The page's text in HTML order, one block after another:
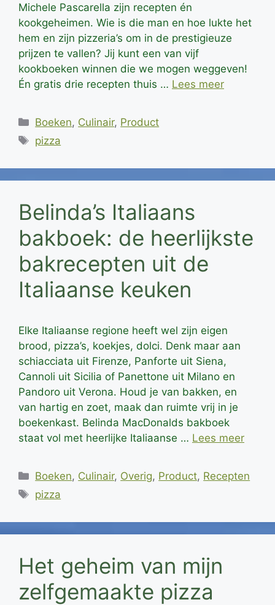
Michele Pascarella zijn recepten én
kookgeheimen. Wie is die man en hoe lukte het
hem en zijn pizzeria’s om in de prestigieuze
prijzen te vallen? Jij kunt een van vijf
kookboeken winnen die we mogen weggeven!
Én gratis drie recepten thuis … Lees meer
Categorieën
Boeken, Culinair, Product
Tags
pizza
Belinda’s Italiaans
bakboek: de heerlijkste
bakrecepten uit de
Italiaanse keuken
Elke Italiaanse regione heeft wel zijn eigen
brood, pizza’s, koekjes, dolci. Denk maar aan
schiacciata uit Firenze, Panforte uit Siena,
Cannoli uit Sicilia of Panettone uit Milano en
Pandoro uit Verona. Houd je van bakken, en
van hartig en zoet, maak dan ruimte vrij in je
boekenkast. Belinda MacDonalds bakboek
staat vol met heerlijke Italiaanse … Lees meer
Categorieën
Boeken, Culinair, Overig, Product, Recepten
Tags
pizza
Het geheim van mijn
zelfgemaakte pizza